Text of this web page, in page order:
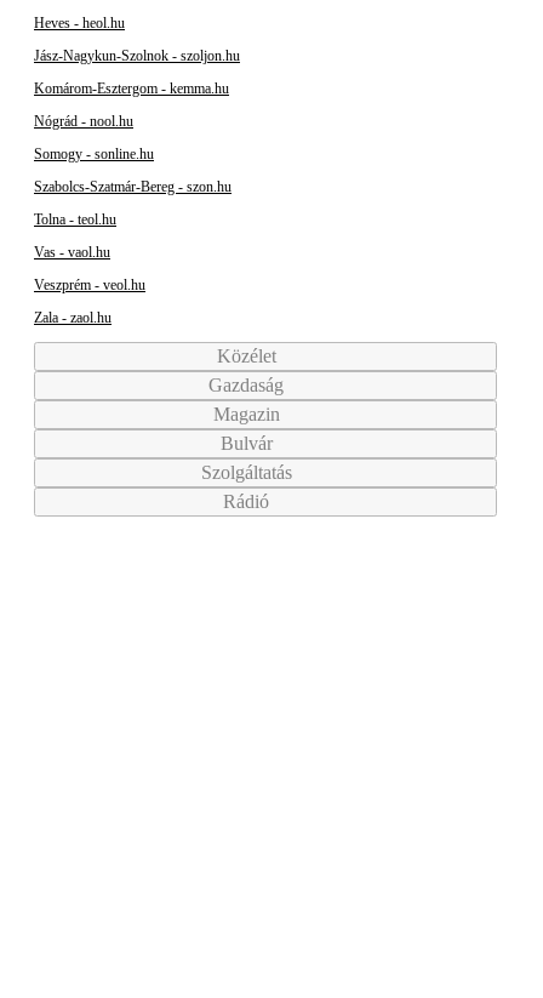
Heves - heol.hu
Jász-Nagykun-Szolnok - szoljon.hu
Komárom-Esztergom - kemma.hu
Nógrád - nool.hu
Somogy - sonline.hu
Szabolcs-Szatmár-Bereg - szon.hu
Tolna - teol.hu
Vas - vaol.hu
Veszprém - veol.hu
Zala - zaol.hu
Közélet
Gazdaság
Magazin
Bulvár
Szolgáltatás
Rádió